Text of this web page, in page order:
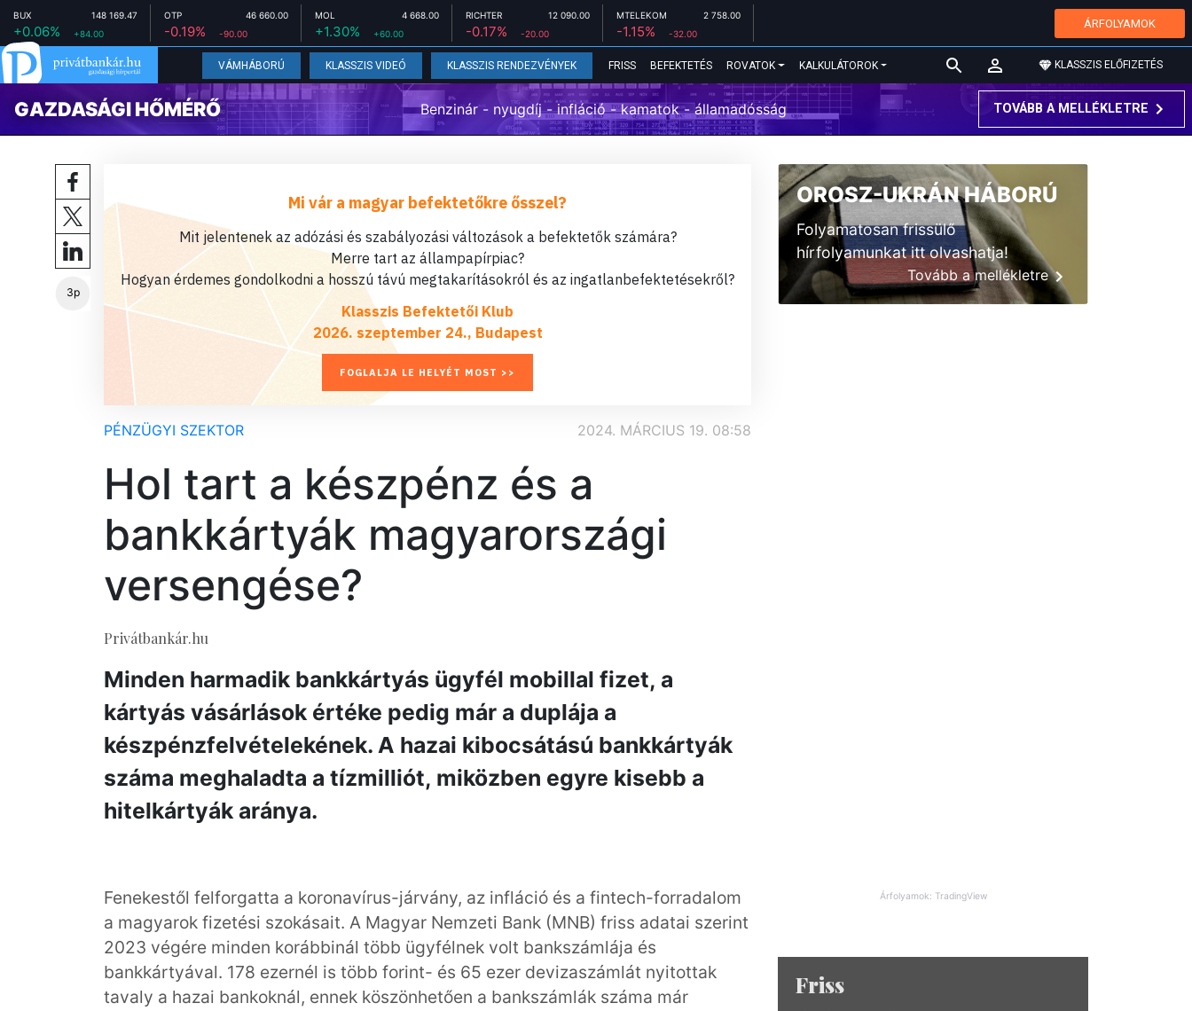
BUX 148 169.47
+0.06% +84.00
OTP 46 660.00
-0.19% -90.00
MOL 4 668.00
+1.30% +60.00
RICHTER 12 090.00
-0.17% -20.00
MTELEKOM 2 758.00
-1.15% -32.00
ÁRFOLYAMOK
VÁMHÁBORÚ KLASSZIS VIDEÓ KLASSZIS RENDEZVÉNYEK FRISS BEFEKTETÉS ROVATOK KALKULÁTOROK KLASSZIS ELŐFIZETÉS
GAZDASÁGI HŐMÉRŐ Benzinár - nyugdíj - infláció - kamatok - államadósság TOVÁBB A MELLÉKLETRE
3p
Mi vár a magyar befektetőkre ősszel?
Mit jelentenek az adózási és szabályozási változások a befektetők számára?
Merre tart az állampapírpiac?
Hogyan érdemes gondolkodni a hosszú távú megtakarításokról és az ingatlanbefektetésekről?
Klasszis Befektetői Klub
2026. szeptember 24., Budapest
FOGLALJA LE HELYÉT MOST >>
PÉNZÜGYI SZEKTOR 2024. MÁRCIUS 19. 08:58
Hol tart a készpénz és a
bankkártyák magyarországi
versengése?
Privátbankár.hu
Minden harmadik bankkártyás ügyfél mobillal fizet, a
kártyás vásárlások értéke pedig már a duplája a
készpénzfelvételekének. A hazai kibocsátású bankkártyák
száma meghaladta a tízmilliót, miközben egyre kisebb a
hitelkártyák aránya.
Fenekestől felforgatta a koronavírus-járvány, az infláció és a fintech-forradalom
a magyarok fizetési szokásait. A Magyar Nemzeti Bank (MNB) friss adatai szerint
2023 végére minden korábbinál több ügyfélnek volt bankszámlája és
bankkártyával. 178 ezernél is több forint- és 65 ezer devizaszámlát nyitottak
tavaly a hazai bankoknál, ennek köszönhetően a bankszámlák száma már
OROSZ-UKRÁN HÁBORÚ
Folyamatosan frissülő
hírfolyamunkat itt olvashatja!
Tovább a mellékletre
Árfolyamok: TradingView
Friss